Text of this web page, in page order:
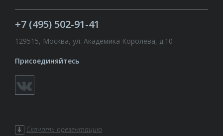
+7 (495) 502-91-41
129515, Москва, ул. Академика Королёва, д.10
Присоединяйтесь
Скачать презентацию